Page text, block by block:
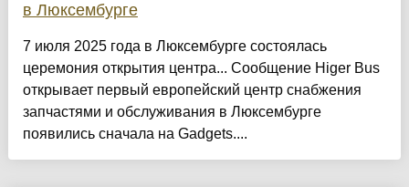
в Люксембурге
7 июля 2025 года в Люксембурге состоялась
церемония открытия центра... Сообщение Higer Bus
открывает первый европейский центр снабжения
запчастями и обслуживания в Люксембурге
появились сначала на Gadgets....